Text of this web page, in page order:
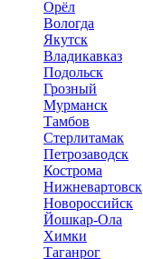
Орёл
Вологда
Якутск
Владикавказ
Подольск
Грозный
Мурманск
Тамбов
Стерлитамак
Петрозаводск
Кострома
Нижневартовск
Новороссийск
Йошкар-Ола
Химки
Таганрог